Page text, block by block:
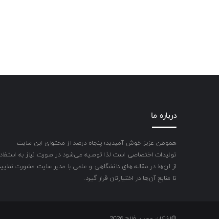
درباره ما
هموطن عزیز خوش آمیدید؛ پنجاه درصد از محتوای این سایت
تولیدات اختصاصی است لذا توصیه می‌شود در صورت نیاز به
از آن‌ها در مقاله های دانشگاهی و علمی با مدیر سایت مشورت
تا منابع آن‌ها در اختیارتان قرار گیرد.